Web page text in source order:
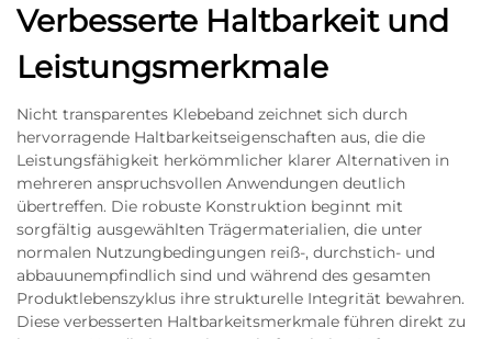
Verbesserte Haltbarkeit und
Leistungsmerkmale
Nicht transparentes Klebeband zeichnet sich durch
hervorragende Haltbarkeitseigenschaften aus, die die
Leistungsfähigkeit herkömmlicher klarer Alternativen in
mehreren anspruchsvollen Anwendungen deutlich
übertreffen. Die robuste Konstruktion beginnt mit
sorgfältig ausgewählten Trägermaterialien, die unter
normalen Nutzungbedingungen reiß-, durchstich- und
abbauunempfindlich sind und während des gesamten
Produktlebenszyklus ihre strukturelle Integrität bewahren.
Diese verbesserten Haltbarkeitsmerkmale führen direkt zu